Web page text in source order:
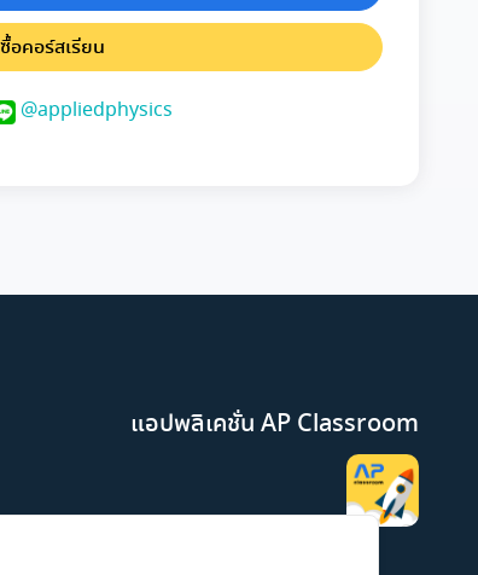
ซื้อคอร์สเรียน
@appliedphysics
แอปพลิเคชั่น AP Classroom